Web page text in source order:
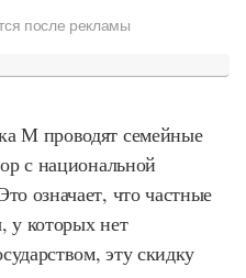
после рекламы
М проводят семейные
с национальной
означает, что частные
у которых нет
эту скидку